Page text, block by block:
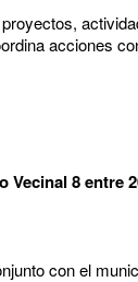
acciones
8 entre
con el